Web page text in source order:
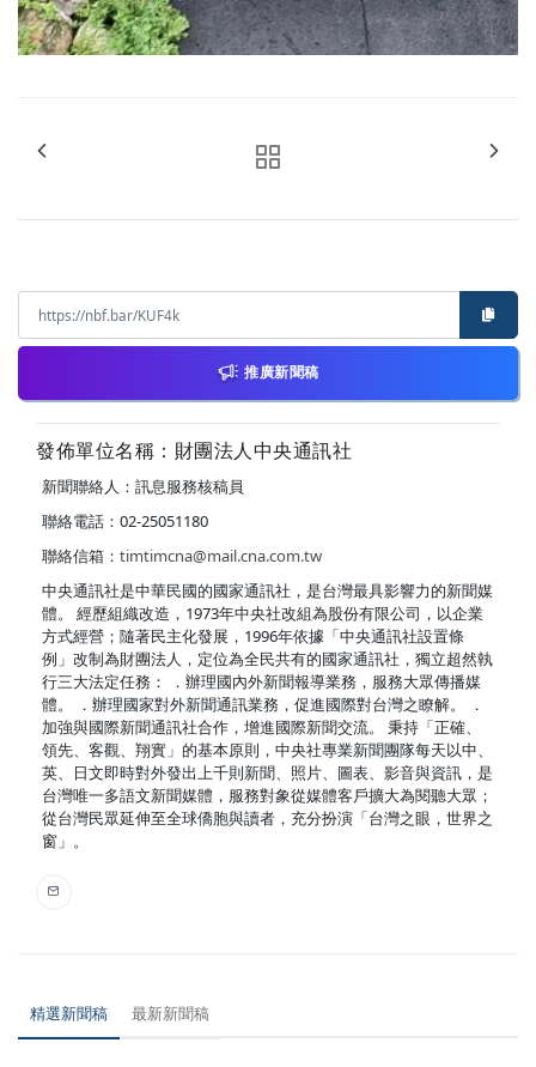
推廣新聞稿
發佈單位名稱：財團法人中央通訊社
新聞聯絡人：訊息服務核稿員
聯絡電話：02-25051180
聯絡信箱： timtimcna@mail.cna.com.tw
中央通訊社是中華民國的國家通訊社，是台灣最具影響力的新聞媒
體。 經歷組織改造，1973年中央社改組為股份有限公司，以企業
方式經營；隨著民主化發展，1996年依據「中央通訊社設置條
例」改制為財團法人，定位為全民共有的國家通訊社，獨立超然執
行三大法定任務： ．辦理國內外新聞報導業務，服務大眾傳播媒
體。 ．辦理國家對外新聞通訊業務，促進國際對台灣之瞭解。 ．
加強與國際新聞通訊社合作，增進國際新聞交流。 秉持「正確、
領先、客觀、翔實」的基本原則，中央社專業新聞團隊每天以中、
英、日文即時對外發出上千則新聞、照片、圖表、影音與資訊，是
台灣唯一多語文新聞媒體，服務對象從媒體客戶擴大為閱聽大眾；
從台灣民眾延伸至全球僑胞與讀者，充分扮演「台灣之眼，世界之
窗」。
精選新聞稿 最新新聞稿